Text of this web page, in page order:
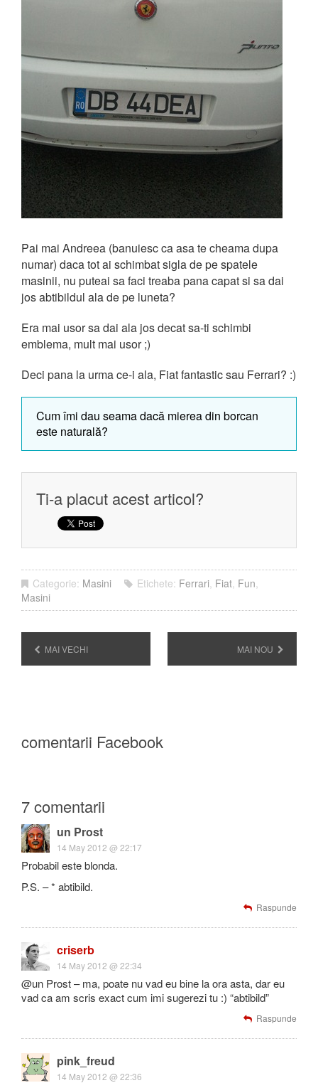
Pai mai Andreea (banuiesc ca asa te cheama dupa
numar) daca tot ai schimbat sigla de pe spatele
masinii, nu puteai sa faci treaba pana capat si sa dai
jos abtibildul ala de pe luneta?
Era mai usor sa dai ala jos decat sa-ti schimbi
emblema, mult mai usor ;)
Deci pana la urma ce-i ala, Fiat fantastic sau Ferrari? :)
Cum îmi dau seama dacă mierea din borcan
este naturală?
Ti-a placut acest articol?
Categorie: Masini Etichete: Ferrari, Fiat, Fun,
Masini
MAI VECHI MAI NOU
comentarii Facebook
7 comentarii
un Prost
14 May 2012 @ 22:17
Probabil este blonda.
P.S. – * abtibild.
Raspunde
criserb
14 May 2012 @ 22:34
@un Prost – ma, poate nu vad eu bine la ora asta, dar eu
vad ca am scris exact cum imi sugerezi tu :) “abtibild”
Raspunde
pink_freud
14 May 2012 @ 22:36